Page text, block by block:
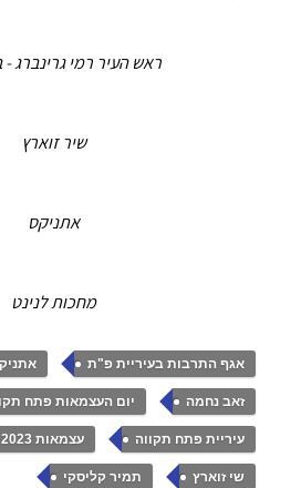
ראש העיר רמי גרינברג
שיר זוארץ
אתניקס
מחכות לנינט
אגף התרבות בעיריית פ"ת ,
זאב נחמה , יום העצמאות פתח
עיריית פתח תקווה , עצמאות 2023
שי זוארץ , תמיר קליסקי